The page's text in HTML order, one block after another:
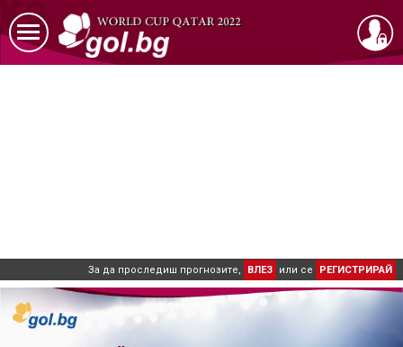
За да проследиш прогнозите, ВЛЕЗ или се РЕГИСТРИРАЙ